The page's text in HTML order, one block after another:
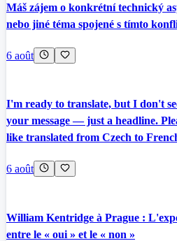
Máš zájem o konkrétní technický
nebo jiné téma spojené s tímto
6 août
I'm ready to translate, but I don't
your message — just a headline.
like translated from Czech to
6 août
William Kentridge à Prague :
entre le « oui » et le « non »